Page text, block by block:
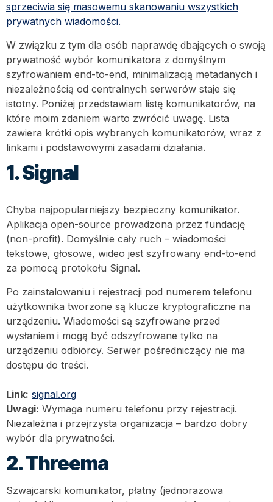
sprzeciwia się masowemu skanowaniu wszystkich
prywatnych wiadomości.
W związku z tym dla osób naprawdę dbających o swoją
prywatność wybór komunikatora z domyślnym
szyfrowaniem end-to-end, minimalizacją metadanych i
niezależnością od centralnych serwerów staje się
istotny. Poniżej przedstawiam listę komunikatorów, na
które moim zdaniem warto zwrócić uwagę. Lista
zawiera krótki opis wybranych komunikatorów, wraz z
linkami i podstawowymi zasadami działania.
1. Signal
Chyba najpopularniejszy bezpieczny komunikator.
Aplikacja open-source prowadzona przez fundację
(non-profit). Domyślnie cały ruch – wiadomości
tekstowe, głosowe, wideo jest szyfrowany end-to-end
za pomocą protokołu Signal.
Po zainstalowaniu i rejestracji pod numerem telefonu
użytkownika tworzone są klucze kryptograficzne na
urządzeniu. Wiadomości są szyfrowane przed
wysłaniem i mogą być odszyfrowane tylko na
urządzeniu odbiorcy. Serwer pośredniczący nie ma
dostępu do treści.
Link: signal.org
Uwagi: Wymaga numeru telefonu przy rejestracji.
Niezależna i przejrzysta organizacja – bardzo dobry
wybór dla prywatności.
2. Threema
Szwajcarski komunikator, płatny (jednorazowa